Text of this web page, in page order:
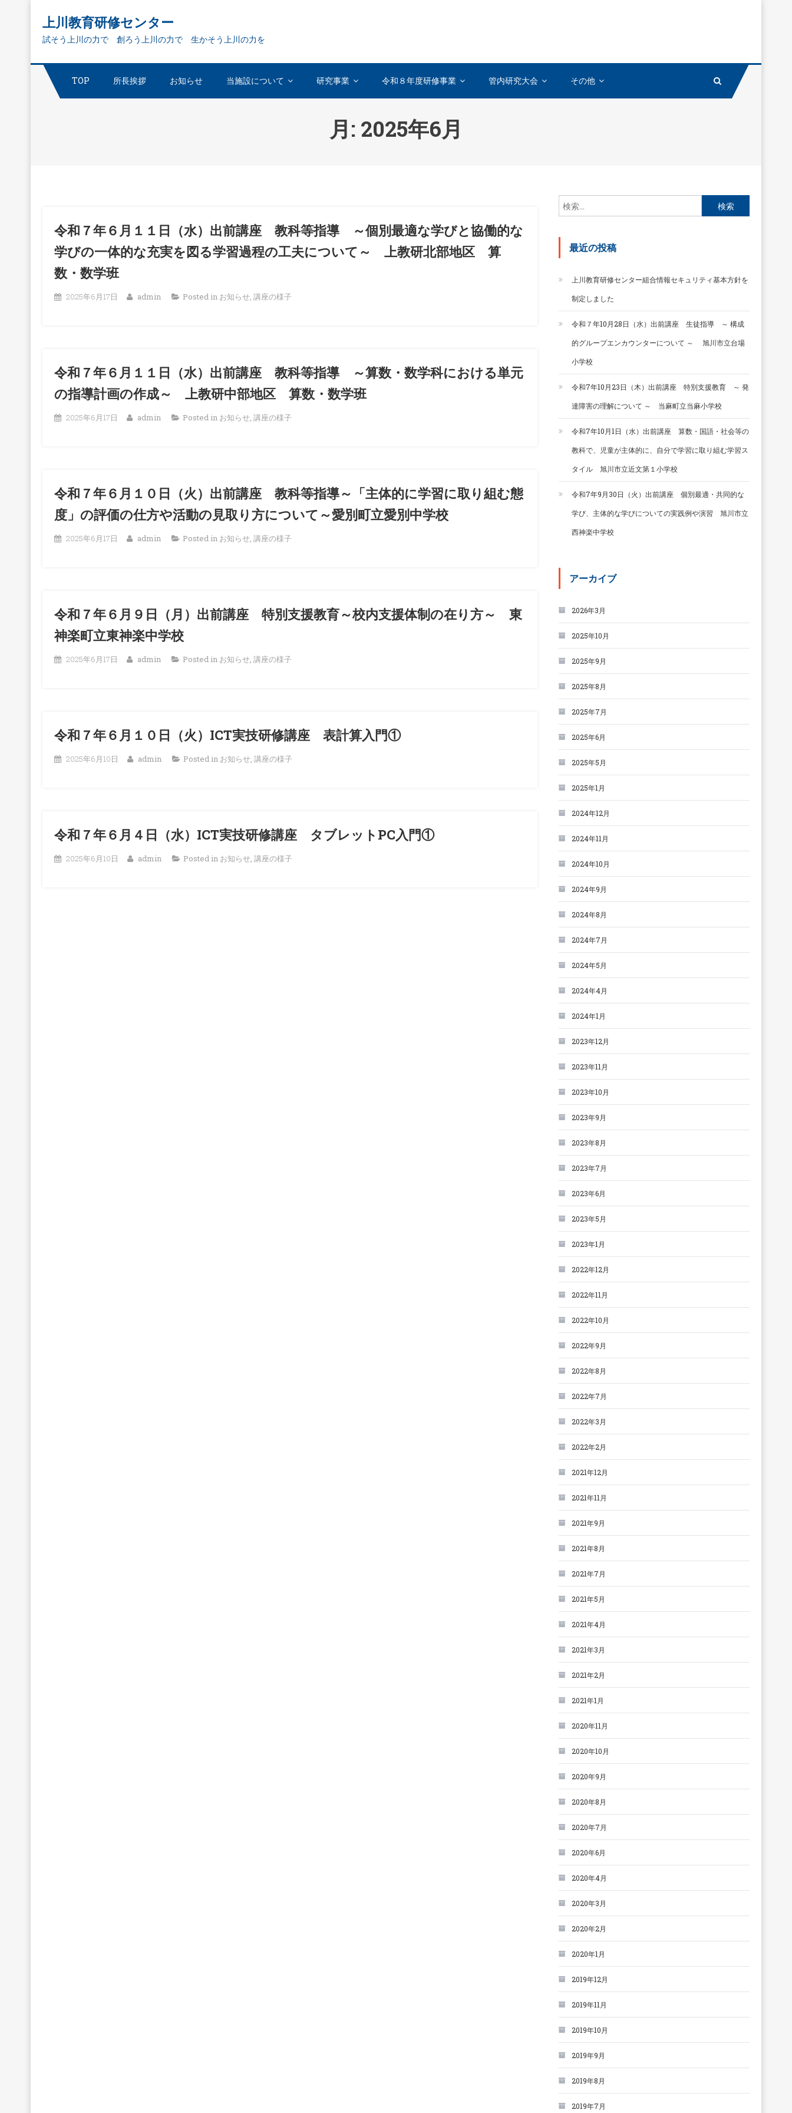
content
上川教育研修センター
試そう上川の力で 創ろう上川の力で 生かそう上川の力を
TOP 所長挨拶 お知らせ 当施設について 研究事業 令和８年度研修事業 管内研究大会 その他
月: 2025年6月
令和７年６月１１日（水）出前講座 教科等指導 ～個別最適な学びと協働的な
学びの一体的な充実を図る学習過程の工夫について～ 上教研北部地区 算
数・数学班
2025年6月17日 admin Posted in お知らせ, 講座の様子
令和７年６月１１日（水）出前講座 教科等指導 ～算数・数学科における単元
の指導計画の作成～ 上教研中部地区 算数・数学班
2025年6月17日 admin Posted in お知らせ, 講座の様子
令和７年６月１０日（火）出前講座 教科等指導～「主体的に学習に取り組む態
度」の評価の仕方や活動の見取り方について～愛別町立愛別中学校
2025年6月17日 admin Posted in お知らせ, 講座の様子
令和７年６月９日（月）出前講座 特別支援教育～校内支援体制の在り方～ 東
神楽町立東神楽中学校
2025年6月17日 admin Posted in お知らせ, 講座の様子
令和７年６月１０日（火）ICT実技研修講座 表計算入門①
2025年6月10日 admin Posted in お知らせ, 講座の様子
令和７年６月４日（水）ICT実技研修講座 タブレットPC入門①
2025年6月10日 admin Posted in お知らせ, 講座の様子
索:
最近の投稿
上川教育研修センター組合情報セキュリティ基本方針を
制定しました
令和７年10月28日（水）出前講座 生徒指導 ～ 構成
的グループエンカウンターについて ～ 旭川市立台場
小学校
令和7年10月23日（木）出前講座 特別支援教育 ～ 発
達障害の理解について ～ 当麻町立当麻小学校
令和7年10月1日（水）出前講座 算数・国語・社会等の
教科で、児童が主体的に、自分で学習に取り組む学習ス
タイル 旭川市立近文第１小学校
令和7年9月30日（火）出前講座 個別最適・共同的な
学び、主体的な学びについての実践例や演習 旭川市立
西神楽中学校
アーカイブ
2026年3月
2025年10月
2025年9月
2025年8月
2025年7月
2025年6月
2025年5月
2025年1月
2024年12月
2024年11月
2024年10月
2024年9月
2024年8月
2024年7月
2024年5月
2024年4月
2024年1月
2023年12月
2023年11月
2023年10月
2023年9月
2023年8月
2023年7月
2023年6月
2023年5月
2023年1月
2022年12月
2022年11月
2022年10月
2022年9月
2022年8月
2022年7月
2022年3月
2022年2月
2021年12月
2021年11月
2021年9月
2021年8月
2021年7月
2021年5月
2021年4月
2021年3月
2021年2月
2021年1月
2020年11月
2020年10月
2020年9月
2020年8月
2020年7月
2020年6月
2020年4月
2020年3月
2020年2月
2020年1月
2019年12月
2019年11月
2019年10月
2019年9月
2019年8月
2019年7月